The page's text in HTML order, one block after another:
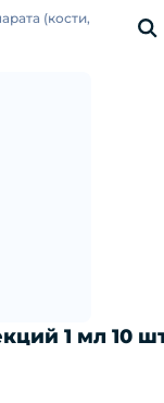
(кости,
1 мл 10
1